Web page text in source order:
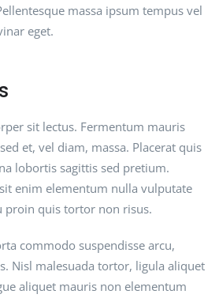
massa ipsum tempus vel
eget.
sit lectus. Fermentum mauris
et, vel diam, massa. Placerat quis
lobortis sagittis sed pretium.
enim elementum nulla vulputate
proin quis tortor non risus.
commodo suspendisse arcu,
Nisl malesuada tortor, ligula aliquet
aliquet mauris non elementum